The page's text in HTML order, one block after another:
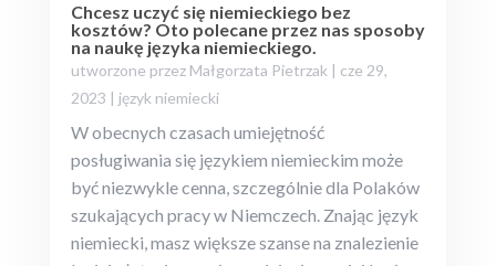
Chcesz uczyć się niemieckiego bez
kosztów? Oto polecane przez nas sposoby
na naukę języka niemieckiego.
utworzone przez Małgorzata Pietrzak | cze 29,
2023 | język niemiecki
W obecnych czasach umiejętność
posługiwania się językiem niemieckim może
być niezwykle cenna, szczególnie dla Polaków
szukających pracy w Niemczech. Znając język
niemiecki, masz większe szanse na znalezienie